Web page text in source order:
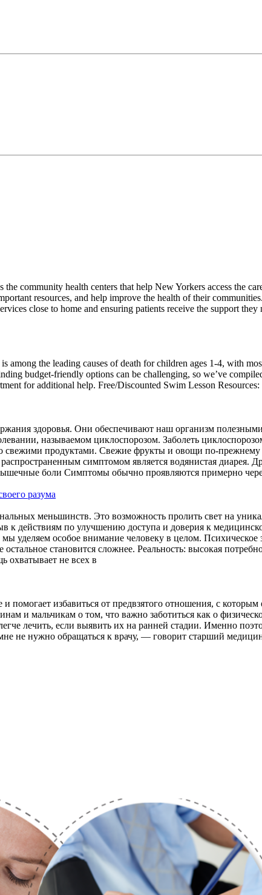
community health centers that help New Yorkers access the
resources, and help improve the health of their
close to home and ensuring patients receive the support
the leading causes of death for children ages 1-4, with
budget-friendly options can be challenging, so we’ve
for additional help. Free/Discounted Swim Lesson
здоровья. Они обеспечивают наш организм
называемом циклоспорозом. Заболеть
продуктами. Свежие фрукты и овощи по-
симптомом является водянистая диарея.
боли Симптомы обычно проявляются примерно
разума
меньшинств. Это возможность пролить свет на
к действиям по улучшению доступа и доверия к
мы уделяем особое внимание человеку в целом.
становится сложнее. Реальность: высокая
охватывает не всех в
помогает избавиться от предвзятого отношения, с
и мальчикам о том, что важно заботиться как о
лечить, если выявить их на ранней стадии. Именно
не нужно обращаться к врачу, — говорит старший